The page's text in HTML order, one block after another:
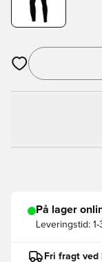
Åbner en Modal
På lager
Leveringstid:
Fri fragt